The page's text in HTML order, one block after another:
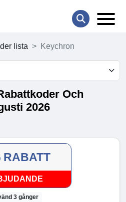
lista Keychron
Och
2026
RABATT
3 gånger